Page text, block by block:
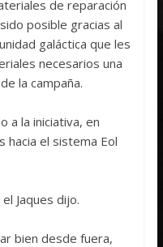
de reparación
posible gracias al
galáctica que les
necesarios una
la campaña.
a la iniciativa, en
hacia el sistema Eol
Jaques dijo.
bien desde fuera,